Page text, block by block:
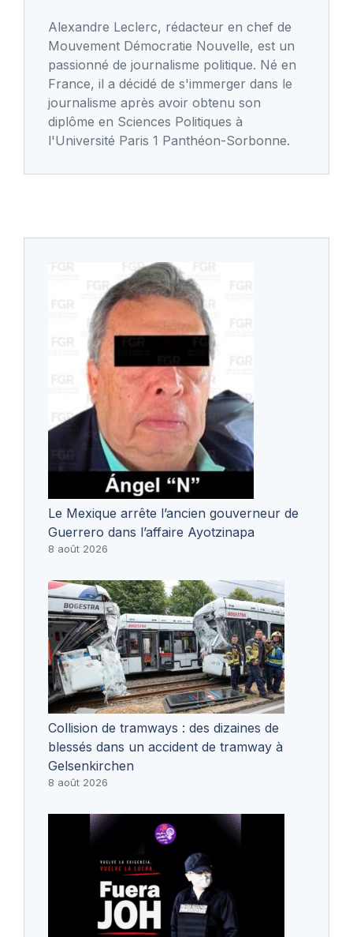
Alexandre Leclerc, rédacteur en chef de
Mouvement Démocratie Nouvelle, est un
passionné de journalisme politique. Né en
France, il a décidé de s'immerger dans le
journalisme après avoir obtenu son
diplôme en Sciences Politiques à
l'Université Paris 1 Panthéon-Sorbonne.
Le Mexique arrête l’ancien gouverneur de
Guerrero dans l’affaire Ayotzinapa
8 août 2026
Collision de tramways : des dizaines de
blessés dans un accident de tramway à
Gelsenkirchen
8 août 2026